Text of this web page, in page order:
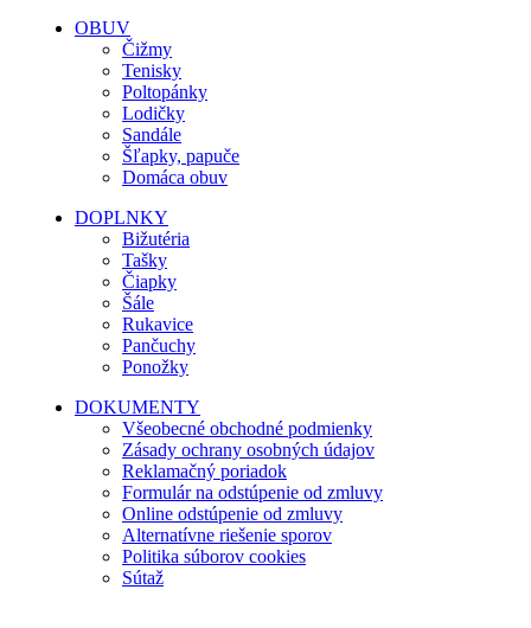
OBUV
Čižmy
Tenisky
Poltopánky
Lodičky
Sandále
Šľapky, papuče
Domáca obuv
DOPLNKY
Bižutéria
Tašky
Čiapky
Šále
Rukavice
Pančuchy
Ponožky
DOKUMENTY
Všeobecné obchodné podmienky
Zásady ochrany osobných údajov
Reklamačný poriadok
Formulár na odstúpenie od zmluvy
Online odstúpenie od zmluvy
Alternatívne riešenie sporov
Politika súborov cookies
Sútaž